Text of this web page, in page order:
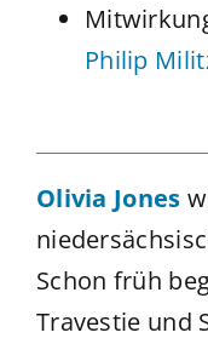
Philip
Olivia Jones
Schon früh
Travestie und